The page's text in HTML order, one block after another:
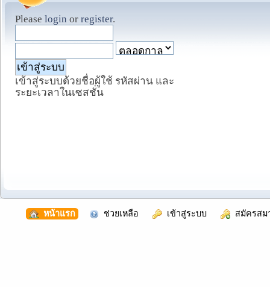
Please login or register.
เข้าสู่ระบบด้วยชื่อผู้ใช้ รหัสผ่าน และ
ระยะเวลาในเซสชั่น
หน้าแรก ช่วยเหลือ เข้าสู่ระบบ สมัครสม